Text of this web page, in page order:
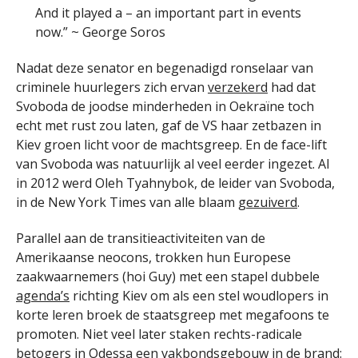
And it played a – an important part in events
now.” ~ George Soros
Nadat deze senator en begenadigd ronselaar van
criminele huurlegers zich ervan verzekerd had dat
Svoboda de joodse minderheden in Oekraïne toch
echt met rust zou laten, gaf de VS haar zetbazen in
Kiev groen licht voor de machtsgreep. En de face-lift
van Svoboda was natuurlijk al veel eerder ingezet. Al
in 2012 werd Oleh Tyahnybok, de leider van Svoboda,
in de New York Times van alle blaam gezuiverd.
Parallel aan de transitieactiviteiten van de
Amerikaanse neocons, trokken hun Europese
zaakwaarnemers (hoi Guy) met een stapel dubbele
agenda’s richting Kiev om als een stel woudlopers in
korte leren broek de staatsgreep met megafoons te
promoten. Niet veel later staken rechts-radicale
betogers in Odessa een vakbondsgebouw in de brand: